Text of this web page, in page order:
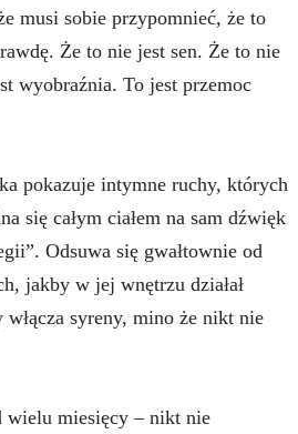
musi sobie przypomnieć, że to
Że to nie jest sen. Że to nie
wyobraźnia. To jest przemoc
pokazuje intymne ruchy, których
się całym ciałem na sam dźwięk
Odsuwa się gwałtownie od
jakby w jej wnętrzu działał
syreny, mino że nikt nie
wielu miesięcy – nikt nie